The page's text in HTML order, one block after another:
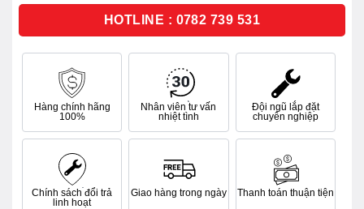
sao
HOTLINE : 0782 739 531
Hàng chính hãng
100%
Nhân viên tư vấn
nhiệt tình
Đội ngũ lắp đặt
chuyên nghiệp
Chính sách đổi trả
linh hoạt
Giao hàng trong ngày Thanh toán thuận tiện